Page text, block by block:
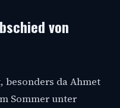
von
da Ahmet
Sommer unter